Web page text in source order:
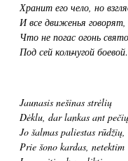
Хранит его чело, но
И все движенья говорят,
Что не погас огонь
Под сей кольчугой
Jaunasis nešinas strėlių
Dėklu, dar lankas ant
Jo šalmas paliestas rūdžių,
Prie šono kardas, netektim